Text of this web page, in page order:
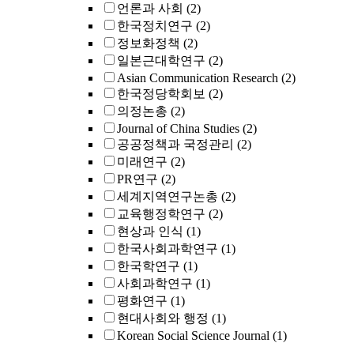
언론과 사회 (2)
한국정치연구 (2)
정보화정책 (2)
일본근대학연구 (2)
Asian Communication Research (2)
한국정당학회보 (2)
의정논총 (2)
Journal of China Studies (2)
공공정책과 국정관리 (2)
미래연구 (2)
PR연구 (2)
세계지역연구논총 (2)
교육행정학연구 (2)
현상과 인식 (1)
한국사회과학연구 (1)
한국학연구 (1)
사회과학연구 (1)
평화연구 (1)
현대사회와 행정 (1)
Korean Social Science Journal (1)